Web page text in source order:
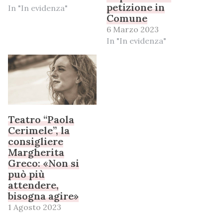
In "In evidenza"
petizione in
Comune
6 Marzo 2023
In "In evidenza"
Teatro “Paola
Cerimele”, la
consigliere
Margherita
Greco: «Non si
può più
attendere,
bisogna agire»
1 Agosto 2023